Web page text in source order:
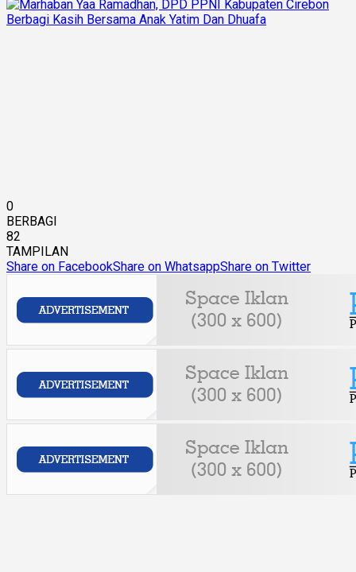
0
BERBAGI
82
TAMPILAN
Share on FacebookShare on WhatsappShare on Twitter